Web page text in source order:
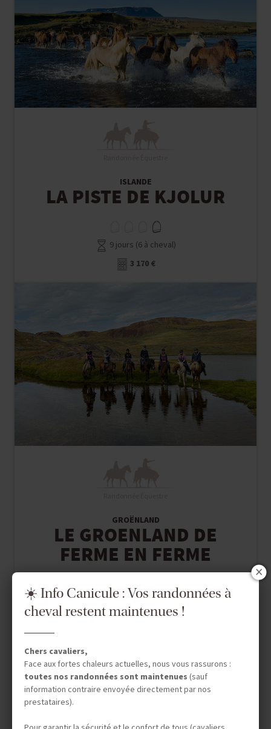
ISLANDE
LA PISTE DE KJOLUR
9 jours (6 à cheval)
3 170 €
GROËNLAND
LE GROENLAND DE
FERME EN FERME
☀️ Info Canicule : Vos randonnées à
cheval restent maintenues !
Chers cavaliers,
Face aux fortes chaleurs actuelles, nous vous rassurons :
toutes nos randonnées sont maintenues (sauf
information contraire envoyée directement par nos
prestataires).